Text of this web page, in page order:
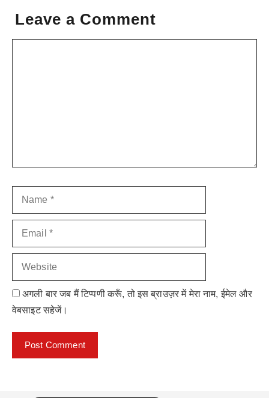
Leave a Comment
अगली बार जब मैं टिप्पणी करूँ, तो इस ब्राउज़र में मेरा नाम, ईमेल और
वेबसाइट सहेजें।